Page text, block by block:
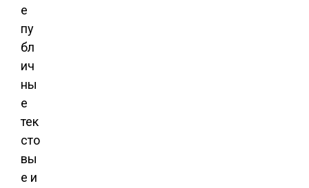
е
пу
бл
ич
ны
е
тек
сто
вы
е и